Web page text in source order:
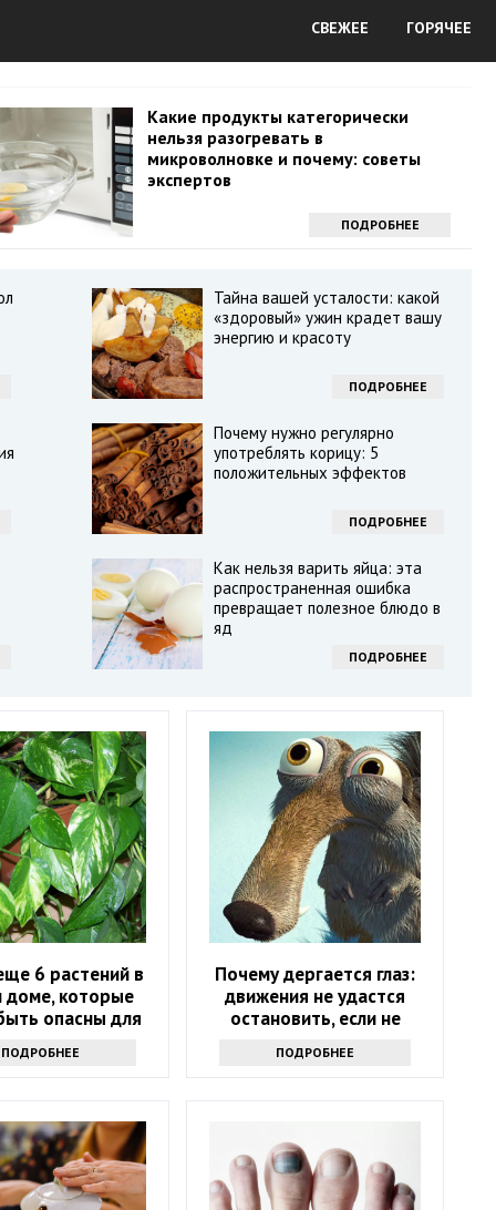
СВЕЖЕЕ ГОРЯЧЕЕ
Какие продукты категорически
нельзя разогревать в
микроволновке и почему: советы
экспертов
ПОДРОБНЕЕ
Тайна вашей усталости: какой
«здоровый» ужин крадет вашу
энергию и красоту
ПОДРОБНЕЕ
Почему нужно регулярно
употреблять корицу: 5
положительных эффектов
ПОДРОБНЕЕ
Как нельзя варить яйца: эта
распространенная ошибка
превращает полезное блюдо в
яд
ПОДРОБНЕЕ
6 растений в
доме, которые
опасны для
ПОДРОБНЕЕ
Почему дергается глаз:
движения не удастся
остановить, если не
ПОДРОБНЕЕ